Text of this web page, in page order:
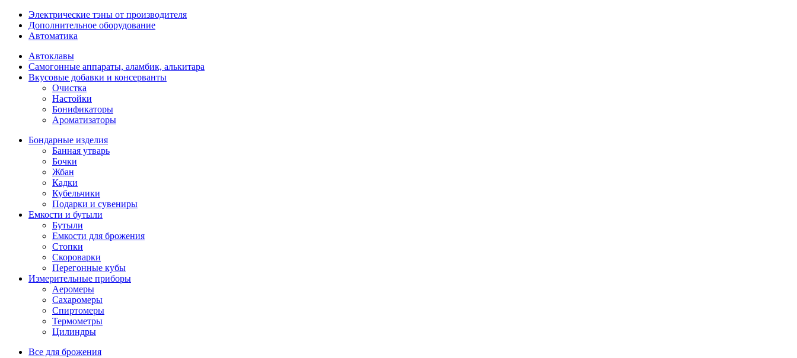
Электрические тэны от производителя
Дополнительное оборудование
Автоматика
Автоклавы
Самогонные аппараты, аламбик, алькитара
Вкусовые добавки и консерванты
Очистка
Настойки
Бонификаторы
Ароматизаторы
Бондарные изделия
Банная утварь
Бочки
Жбан
Кадки
Кубельчики
Подарки и сувениры
Емкости и бутыли
Бутыли
Емкости для брожения
Стопки
Скороварки
Перегонные кубы
Измерительные приборы
Аеромеры
Сахаромеры
Спиртомеры
Термометры
Цилиндры
Все для брожения